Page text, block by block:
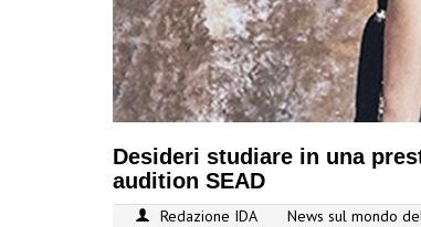
Desideri studiare in una
audition SEAD
Redazione IDA News sul mondo